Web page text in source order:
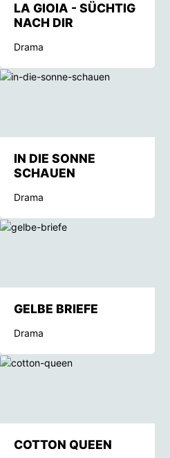
LA GIOIA - SÜCHTIG
NACH DIR
Drama
IN DIE SONNE
SCHAUEN
Drama
GELBE BRIEFE
Drama
COTTON QUEEN